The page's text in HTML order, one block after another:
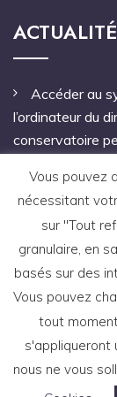
Accéder au
l’ordinateur du
conservatoire
Pas de
pour notifier le
Une faute
le licenciement
Vous pouvez
nécessitant
sur "Tout
granulaire, en
basés sur des
Vous pouvez
tout
s'appliqueront
nous ne vous